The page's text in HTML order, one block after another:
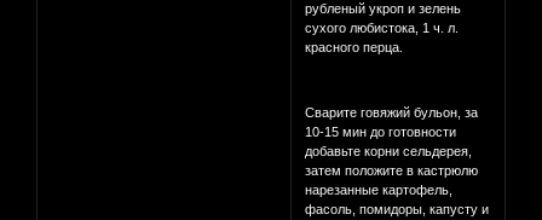
рубленый укроп и зелень
сухого любистока, 1 ч. л.
красного перца.
Сварите говяжий бульон, за
10-15 мин до готовности
добавьте корни сельдерея,
затем положите в кастрюлю
нарезанные картофель,
фасоль, помидоры, капусту и